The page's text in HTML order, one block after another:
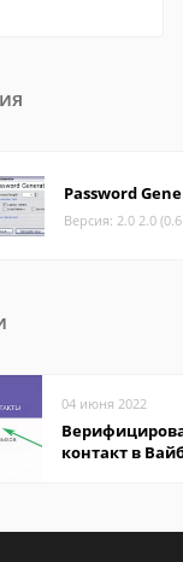
Password
Версия: 2.0 2.0
04 июня 2022
контакт в